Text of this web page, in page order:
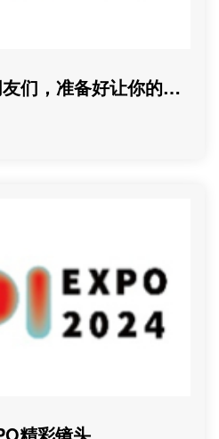
们，准备好让你的产